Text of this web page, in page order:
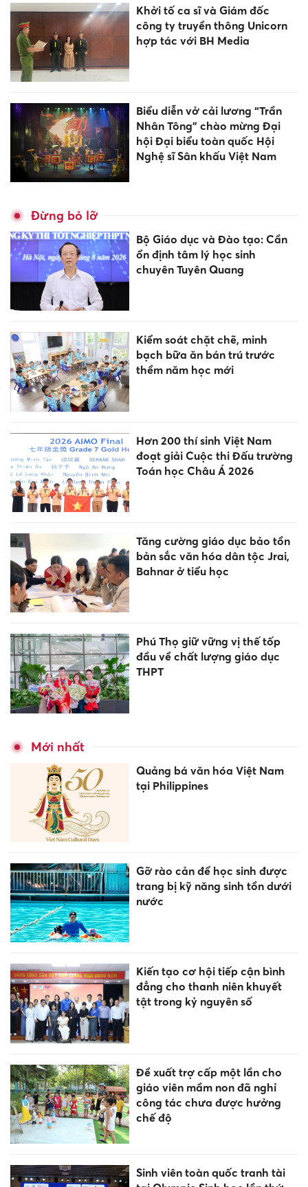
Khởi tố ca sĩ và Giám đốc
công ty truyền thông Unicorn
hợp tác với BH Media
Biểu diễn vở cải lương “Trần
Nhân Tông” chào mừng Đại
hội Đại biểu toàn quốc Hội
Nghệ sĩ Sân khấu Việt Nam
Đừng bỏ lỡ
Bộ Giáo dục và Đào tạo: Cần
ổn định tâm lý học sinh
chuyên Tuyên Quang
Kiểm soát chặt chẽ, minh
bạch bữa ăn bán trú trước
thềm năm học mới
Hơn 200 thí sinh Việt Nam
đoạt giải Cuộc thi Đấu trường
Toán học Châu Á 2026
Tăng cường giáo dục bảo tồn
bản sắc văn hóa dân tộc Jrai,
Bahnar ở tiểu học
Phú Thọ giữ vững vị thế tốp
đầu về chất lượng giáo dục
THPT
Mới nhất
Quảng bá văn hóa Việt Nam
tại Philippines
Gỡ rào cản để học sinh được
trang bị kỹ năng sinh tồn dưới
nước
Kiến tạo cơ hội tiếp cận bình
đẳng cho thanh niên khuyết
tật trong kỷ nguyên số
Đề xuất trợ cấp một lần cho
giáo viên mầm non đã nghỉ
công tác chưa được hưởng
chế độ
Sinh viên toàn quốc tranh tài